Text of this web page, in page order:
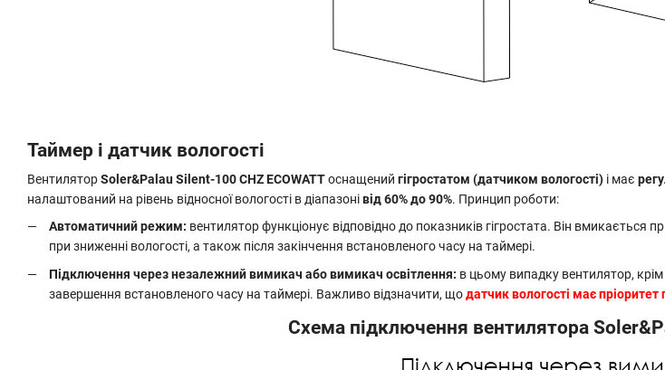
Таймер і датчик вологості
ВентиляторSoler&Palau Silent-100 CHZ ECOWATTоснащений гігростатом (датчиком вологості) і має
налаштований на рівень відносної вологості в діапазонівід 60% до 90%. Принцип роботи:
Автоматичний режим: вентилятор функціонує відповідно до показників гігростата. Він вмикається
при зниженні вологості, а також після закінчення встановленого часу на таймері.
Підключення через незалежний вимикач або вимикач освітлення: в цьому випадку вентилятор,
завершення встановленого часу на таймері. Важливо відзначити, щодатчик вологості має
Схема підключення вентилятора